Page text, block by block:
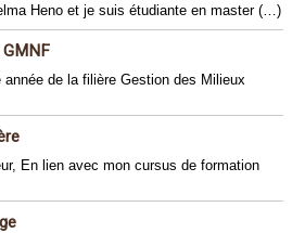
Heno et je suis étudiante en master (…)
de la filière Gestion des Milieux
En lien avec mon cursus de formation